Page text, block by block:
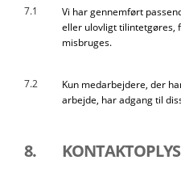
7.1
Vi har gennemført
eller ulovligt tilintetgøres,
misbruges.
7.2
Kun medarbejdere, der
arbejde, har adgang til
8.